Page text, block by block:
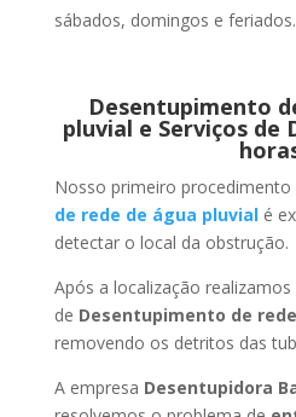
sábados, domingos e feriados.
Desentupimento
pluvial e Serviços de
Nosso primeiro procedimento
de rede de água pluvialé
detectar o local da obstrução.
Após a localização
de Desentupimento de
removendo os detritos das
A empresa Desentupidora